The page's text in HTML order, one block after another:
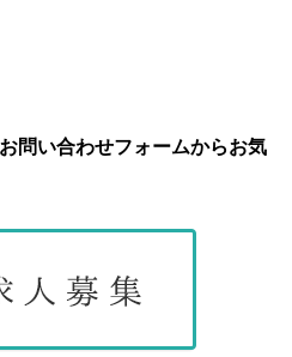
問い合わせフォームからお気